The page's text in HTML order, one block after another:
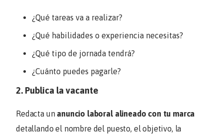
¿Qué tareas va a realizar?
¿Qué habilidades o experiencia necesitas?
¿Qué tipo de jornada tendrá?
¿Cuánto puedes pagarle?
2. Publica la vacante
Redacta un anuncio laboral alineado con tu marca
detallando el nombre del puesto, el objetivo, la